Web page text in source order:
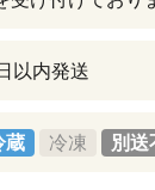
以内発送
蔵 冷凍 別送